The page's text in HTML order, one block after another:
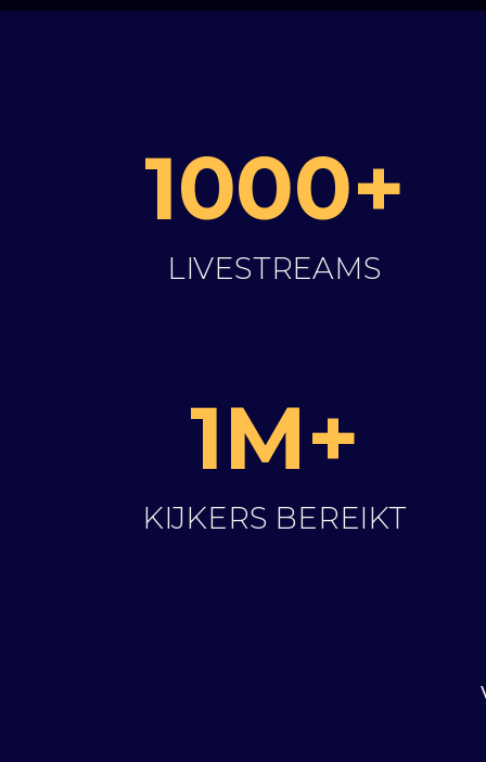
1000+
LIVESTREAMS
1M+
KIJKERS BEREIKT